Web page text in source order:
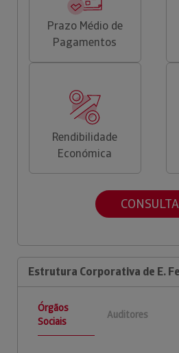
Prazo Médio de
Pagamentos
Rendibilidade
Económica
Estrutura Corporativa de E.
Órgãos
Sociais
Auditores